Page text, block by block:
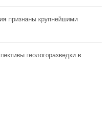
признаны крупнейшими
геологоразведки в